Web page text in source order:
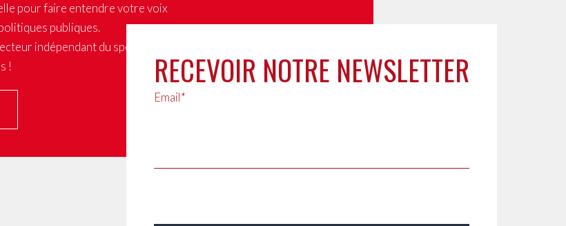
pour faire entendre votre voix
publiques.
indépendant du spectacle
!
RECEVOIR NOTRE NEWSLETTER
Email*